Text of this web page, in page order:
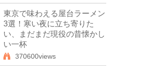
東京で味わえる屋台ラーメン
3選！寒い夜に立ち寄りた
い、まだまだ現役の昔懐かし
い一杯
370600views